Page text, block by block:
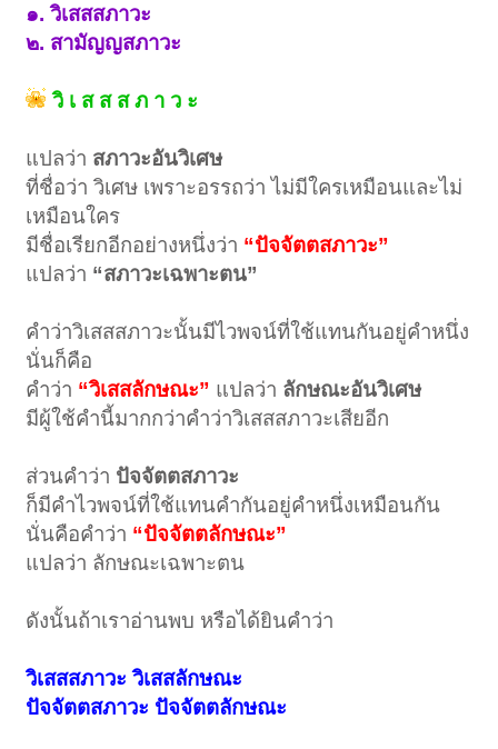
๑. วิเสสสภาวะ
๒. สามัญญสภาวะ
วิ เ ส ส ส ภ า ว ะ
แปลว่า สภาวะอันวิเศษ
ที่ชื่อว่า วิเศษ เพราะอรรถว่า ไม่มีใครเหมือนและไม่
เหมือนใคร
มีชื่อเรียกอีกอย่างหนึ่งว่า “ปัจจัตตสภาวะ”
แปลว่า “สภาวะเฉพาะตน”
คำว่าวิเสสสภาวะนั้นมีไวพจน์ที่ใช้แทนกันอยู่คำหนึ่ง
นั่นก็คือ
คำว่า “วิเสสลักษณะ” แปลว่า ลักษณะอันวิเศษ
มีผู้ใช้คำนี้มากกว่าคำว่าวิเสสสภาวะเสียอีก
ส่วนคำว่า ปัจจัตตสภาวะ
ก็มีคำไวพจน์ที่ใช้แทนคำกันอยู่คำหนึ่งเหมือนกัน
นั่นคือคำว่า “ปัจจัตตลักษณะ”
แปลว่า ลักษณะเฉพาะตน
ดังนั้นถ้าเราอ่านพบ หรือได้ยินคำว่า
วิเสสสภาวะ วิเสสลักษณะ
ปัจจัตตสภาวะ ปัจจัตตลักษณะ